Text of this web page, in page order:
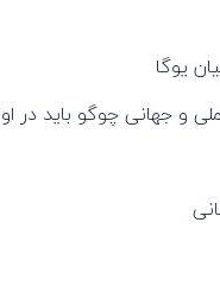
یوگا
چوگو باید در